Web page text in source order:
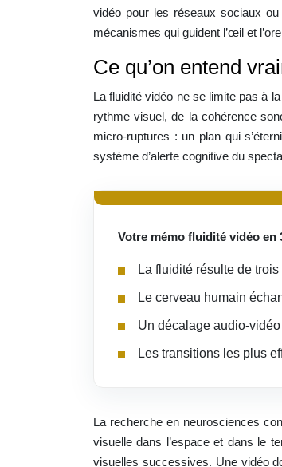
vidéo pour les réseaux sociaux
mécanismes qui guident l’œil et
Ce qu’on entend
La fluidité vidéo ne se limite pas à
rythme visuel, de la cohérence
micro-ruptures : un plan qui
système d’alerte cognitive du
Votre mémo fluidité vidéo en
La fluidité résulte de
Le cerveau humain
Un décalage audio-
Les transitions les plus
La recherche en neurosciences
visuelle dans l’espace et dans le
visuelles successives. Une vidéo